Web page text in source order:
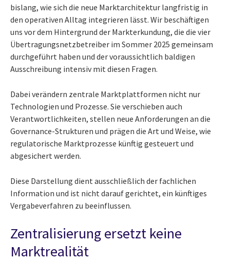
bislang, wie sich die neue Marktarchitektur langfristig in
den operativen Alltag integrieren lässt. Wir beschäftigen
uns vor dem Hintergrund der Markterkundung, die die vier
Übertragungsnetzbetreiber im Sommer 2025 gemeinsam
durchgeführt haben und der voraussichtlich baldigen
Ausschreibung intensiv mit diesen Fragen.
Dabei verändern zentrale Marktplattformen nicht nur
Technologien und Prozesse. Sie verschieben auch
Verantwortlichkeiten, stellen neue Anforderungen an die
Governance-Strukturen und prägen die Art und Weise, wie
regulatorische Marktprozesse künftig gesteuert und
abgesichert werden.
Diese Darstellung dient ausschließlich der fachlichen
Information und ist nicht darauf gerichtet, ein künftiges
Vergabeverfahren zu beeinflussen.
Zentralisierung ersetzt keine
Marktrealität